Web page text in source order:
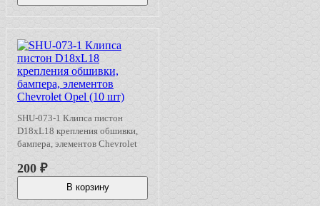
SHU-073-1 Клипса пистон
D18xL18 крепления обшивки,
бампера, элементов Chevrolet
200 ₽
В корзину